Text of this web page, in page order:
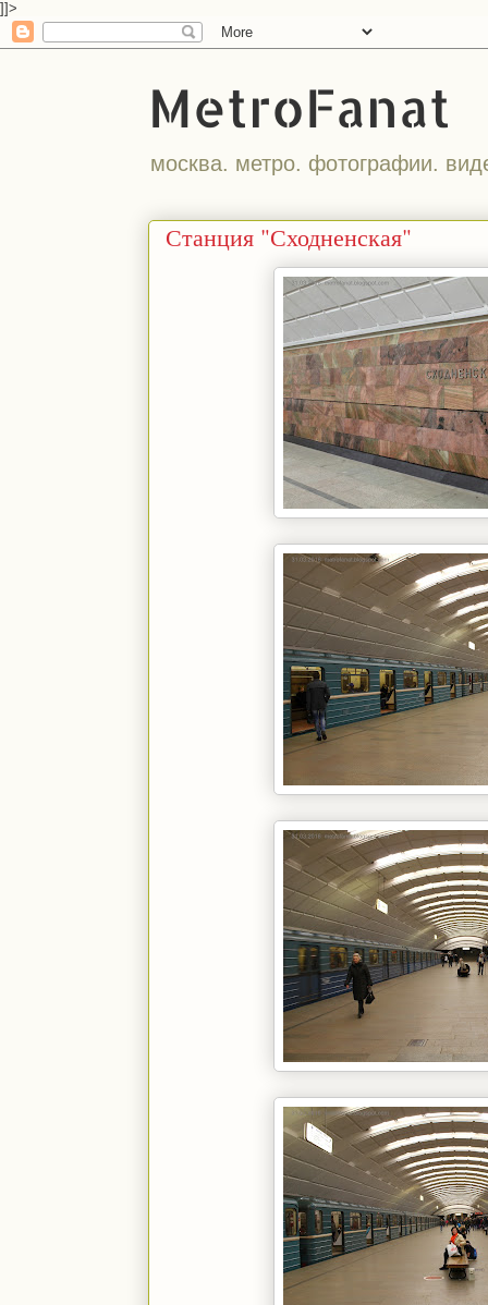
]]>
MetroFanat
москва. метро. фотографии.
Станция "Сходненская"